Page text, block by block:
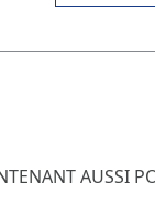
AUSSI